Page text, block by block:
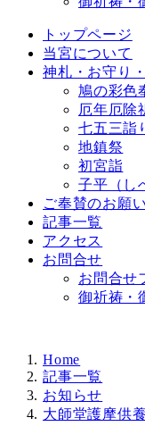
トップページ
当宮について
神札・お守り
鳩の彩色
厄年厄除
七五三詣
地鎮祭
初宮詣
子平（し
ご奉賛のお願い
記事一覧
アクセス
お問合せ
お問合せ
御祈祷・
Home
記事一覧
お知らせ
大師堂護摩供養